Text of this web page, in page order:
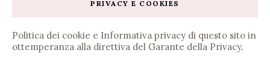
PRIVACY E COOKIES
Politica dei cookie e Informativa privacy di questo sito in
ottemperanza alla direttiva del Garante della Privacy.